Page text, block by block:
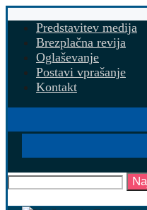
Predstavitev medija
Brezplačna revija
Oglaševanje
Postavi vprašanje
Kontakt